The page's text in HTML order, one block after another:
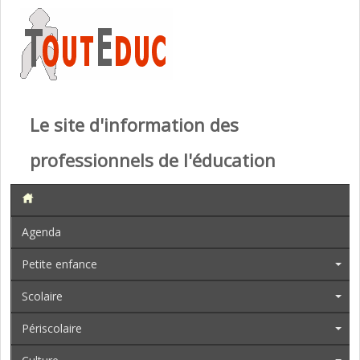
Le site d'information des
professionnels de l'éducation
Agenda
Petite enfance
Scolaire
Périscolaire